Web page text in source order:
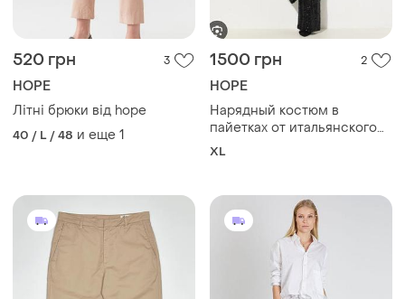
520 грн 3
HOPE
Літні брюки від hope
40 / L / 48 и еще 1
1500 грн 2
HOPE
Нарядный костюм в
пайетках от итальянского
бренда
XL